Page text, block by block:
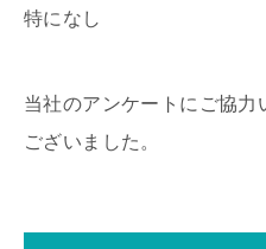
特になし
当社のアンケートにご協力
ございました。